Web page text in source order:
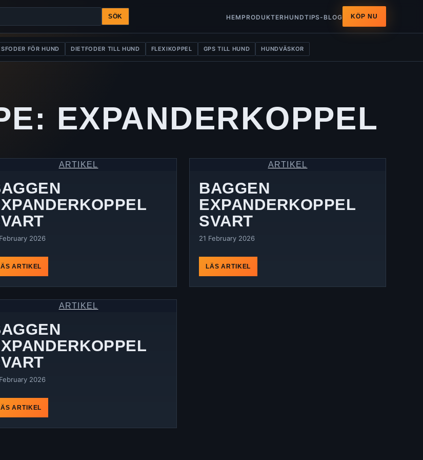
SÖK HEM PRODUKTERHUNDTIPS-BLOG KÖP NU
FÖR HUND DIETFODER TILL HUND FLEXIKOPPEL GPS TILL HUND HUNDVÄSKOR
EXPANDERKOPPEL
ARTIKEL
2026
ARTIKEL
ARTIKEL
BAGGEN
EXPANDERKOPPEL
SVART
21 February 2026
LÄS ARTIKEL
ARTIKEL
2026
ARTIKEL